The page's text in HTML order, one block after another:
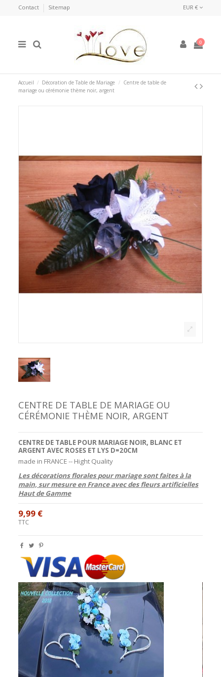
Contact Sitemap EUR €
0
Accueil Décoration de Table de Mariage
Centre de table de
mariage ou cérémonie thème noir, argent
CENTRE DE TABLE DE MARIAGE OU
CÉRÉMONIE THÈME NOIR, ARGENT
CENTRE DE TABLE POUR MARIAGE NOIR, BLANC ET
ARGENT AVEC ROSES ET LYS D=20CM
made in FRANCE -- Hight Quality
Les décorations florales pour mariage sont faites à la
main, sur mesure en France avec des fleurs artificielles
Haut de Gamme
9,99 €
TTC